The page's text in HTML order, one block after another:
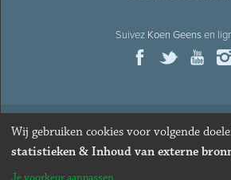
Suivez Koen Geensen
© 2026Ancien ministre et député
Wij gebruiken cookies voor volgende
statistieken & Inhoud van externe